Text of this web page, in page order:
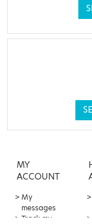
MY
ACCOUNT
My
messages
Track my